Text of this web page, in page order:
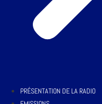
PRÉSENTATION DE LA RADIO